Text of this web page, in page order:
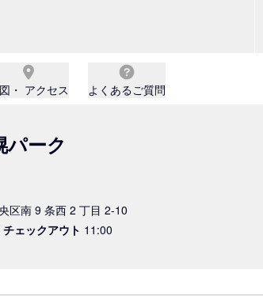
・ アクセス よくあるご質問
ーク
区南 9 条西 2 丁目 2-10
チェックアウト 11:00